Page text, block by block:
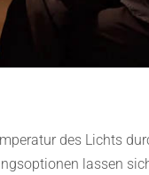
des Lichts
lassen